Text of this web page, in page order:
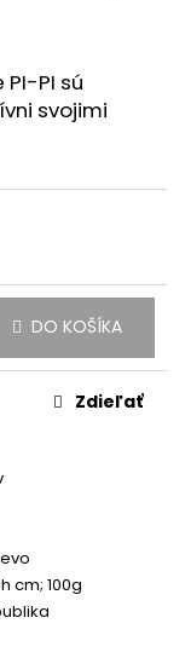
PI sú
svojimi
DO KOŠÍKA
cm; 100g
Zdieľať